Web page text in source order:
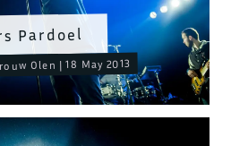
Pardoel
Olen | 18 May 2013